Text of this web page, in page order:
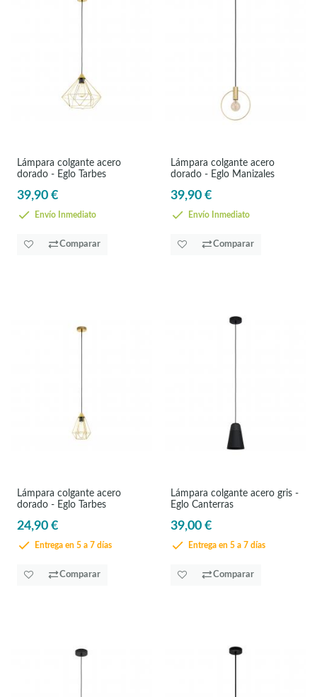
Lámpara colgante acero
dorado - Eglo Tarbes
39,90 €
Envío Inmediato
Comparar
Lámpara colgante acero
dorado - Eglo Manizales
39,90 €
Envío Inmediato
Comparar
Lámpara colgante acero
dorado - Eglo Tarbes
24,90 €
Entrega en 5 a 7 días
Comparar
Lámpara colgante acero gris -
Eglo Canterras
39,00 €
Entrega en 5 a 7 días
Comparar